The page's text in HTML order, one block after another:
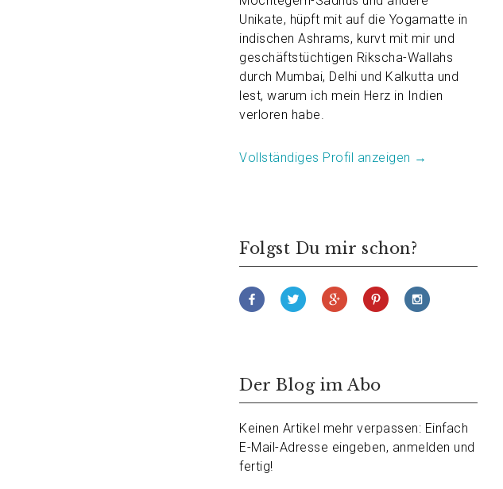
Unikate, hüpft mit auf die Yogamatte in
indischen Ashrams, kurvt mit mir und
geschäftstüchtigen Rikscha-Wallahs
durch Mumbai, Delhi und Kalkutta und
lest, warum ich mein Herz in Indien
verloren habe.
Vollständiges Profil anzeigen →
Folgst Du mir schon?
Der Blog im Abo
Keinen Artikel mehr verpassen: Einfach
E-Mail-Adresse eingeben, anmelden und
fertig!